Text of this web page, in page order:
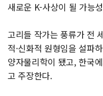
새로운 K-사상이 될 가능
고리들 작가는 풍류가 전
적·신화적 원형임을 설파
양자물리학이 됐고, 한국
고 주장한다.